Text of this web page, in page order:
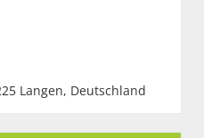
Langen, Deutschland